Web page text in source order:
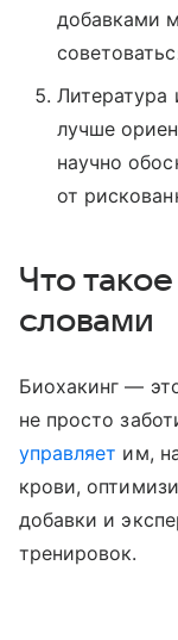
добавками
Литература
лучше
научно
от
Что
словами
Биохакинг ―
не просто
управляет им,
крови,
добавки и
тренировок.